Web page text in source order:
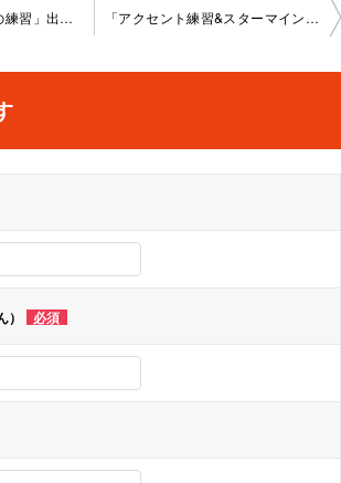
「スターマイン楽譜の練習」出張2024-10-10-­no0032-­1144 「アクセント練習&スターマイン練習」出張2024-10-24-­no0032-­1144
） 必須